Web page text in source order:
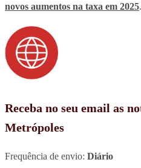
novos aumentos na taxa em 2025.
Receba no seu email as
Metrópoles
Frequência de envio: Diário